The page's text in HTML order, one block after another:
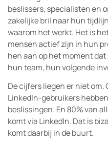
beslissers, specialisten en
zakelijke bril naar hun
waarom het werkt. Het is
mensen actief zijn in hun
hen aan op het moment
hun team, hun volgende
De cijfers liegen er niet om.
LinkedIn-gebruikers
beslissingen. En 80% van
komt via LinkedIn. Dat is
komt daarbij in de buurt.